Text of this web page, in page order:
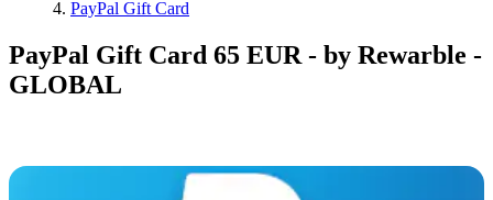
PayPal Gift Card
PayPal Gift Card 65 EUR - by Rewarble -
GLOBAL